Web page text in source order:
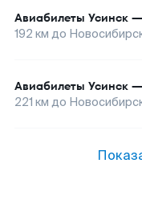
Авиабилеты Усинск —
192 км до
Авиабилеты Усинск —
221 км до